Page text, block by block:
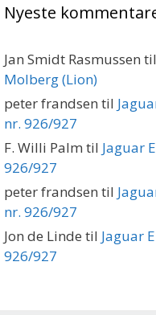
Nyeste
Jan Smidt Rasmussen til
Molberg (Lion)
peter frandsen til
nr. 926/927
F. Willi Palm til Jaguar
926/927
peter frandsen til
nr. 926/927
Jon de Linde til Jaguar
926/927